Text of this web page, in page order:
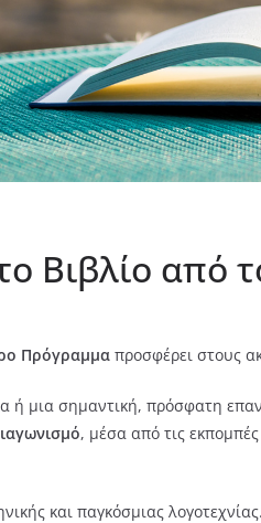
Βιβλίο
Πρόγραμμα προσφέρει στους
ή μια σημαντική, πρόσφατη
, μέσα από τις
και παγκόσμιας